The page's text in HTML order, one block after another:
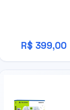
R$ 399,00